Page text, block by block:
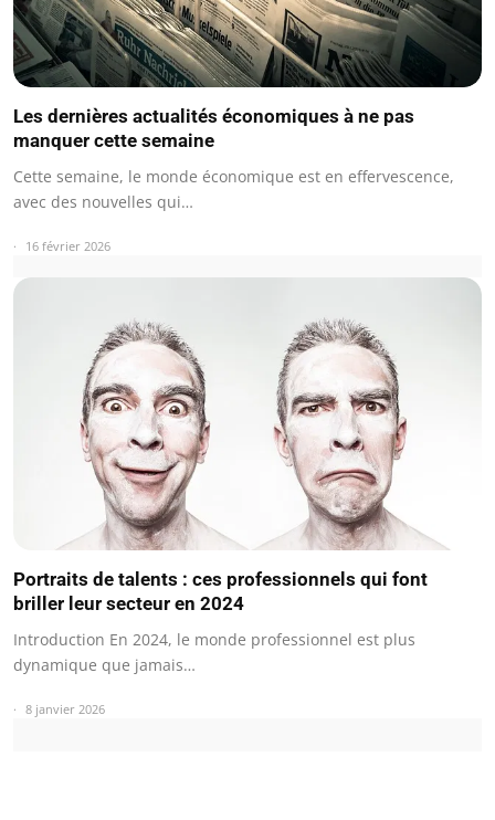
Les dernières actualités économiques à ne pas
manquer cette semaine
Cette semaine, le monde économique est en effervescence,
avec des nouvelles qui…
16 février 2026
Portraits de talents : ces professionnels qui font
briller leur secteur en 2024
Introduction En 2024, le monde professionnel est plus
dynamique que jamais…
8 janvier 2026